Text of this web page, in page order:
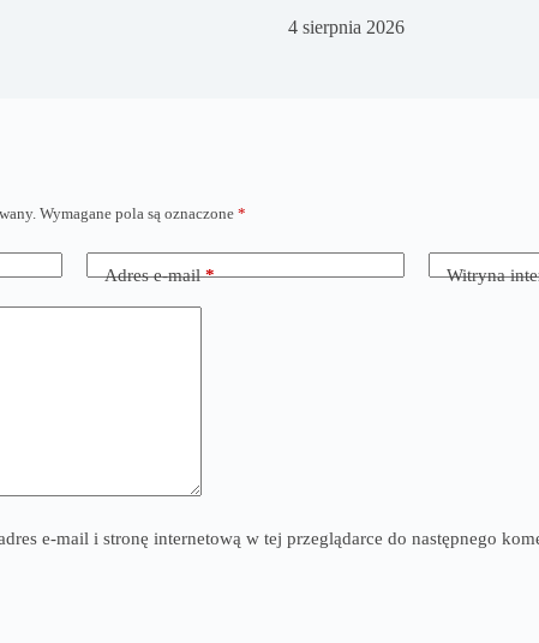
4 sierpnia 2026
Wymagane pola są oznaczone *
Adres e-mail* Witryna
e-mail i stronę internetową w tej przeglądarce do następnego